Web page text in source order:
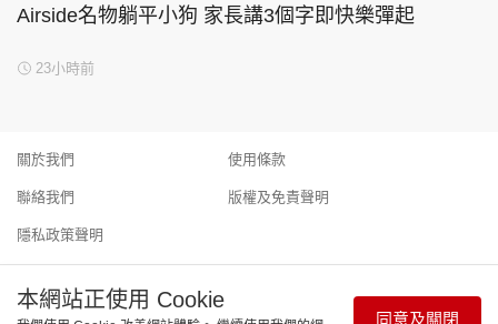
Airside名物躺平小狗 家長講3個字即快樂彈起
23小時前
關於我們
聯絡我們
隱私政策聲明
使用條款
版權及免責聲明
本網站正使用 Cookie
同意及關閉